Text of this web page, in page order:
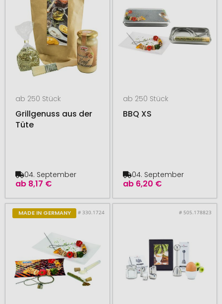
ab 250 Stück
Grillgenuss aus der
Tüte
ab 8,17 €
04. September
ab 250 Stück
BBQ XS
ab 6,20 €
04. September
MADE IN GERMANY # 330.1724 # 505.178823